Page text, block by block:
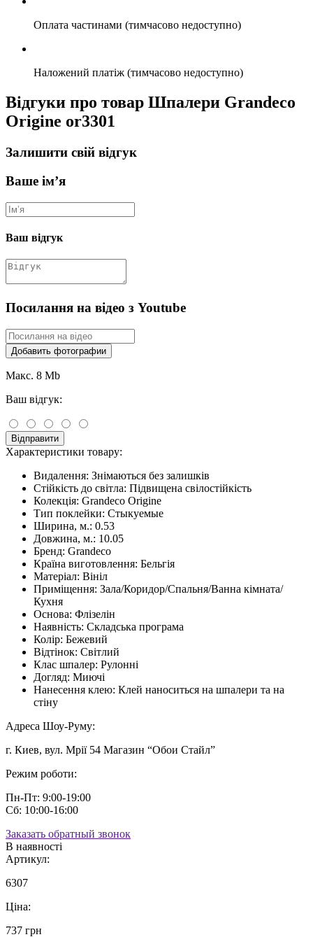
Оплата частинами (тимчасово недоступно)
Наложений платіж (тимчасово недоступно)
Відгуки про товар Шпалери Grandeco
Origine or3301
Залишити свій відгук
Ваше ім’я
Ваш відгук
Посилання на відео з Youtube
Добавить фотографии
Макс. 8 Mb
Ваш відгук:
Відправити
Характеристики товару:
Видалення: Знімаються без залишків
Стійкість до світла: Підвищена свілостійкість
Колекція: Grandeco Origine
Тип поклейки: Стыкуемые
Ширина, м.: 0.53
Довжина, м.: 10.05
Бренд: Grandeco
Країна виготовлення: Бельгія
Матеріал: Вініл
Приміщення: Зала/Коридор/Спальня/Ванна кімната/
Кухня
Основа: Флізелін
Наявність: Складська програма
Колір: Бежевий
Відтінок: Світлий
Клас шпалер: Рулонні
Догляд: Миючі
Нанесення клею: Клей наноситься на шпалери та на
стіну
Адреса Шоу-Руму:
г. Киев, вул. Мрії 54 Магазин “Обои Стайл”
Режим роботи:
Пн-Пт: 9:00-19:00
Сб: 10:00-16:00
Заказать обратный звонок
В наявності
Артикул:
6307
Ціна:
737 грн